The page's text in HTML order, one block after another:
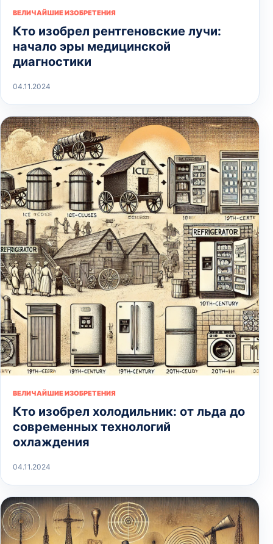
ВЕЛИЧАЙШИЕ ИЗОБРЕТЕНИЯ
Кто изобрел рентгеновские лучи:
начало эры медицинской
диагностики
04.11.2024
ВЕЛИЧАЙШИЕ ИЗОБРЕТЕНИЯ
Кто изобрел холодильник: от льда до
современных технологий
охлаждения
04.11.2024